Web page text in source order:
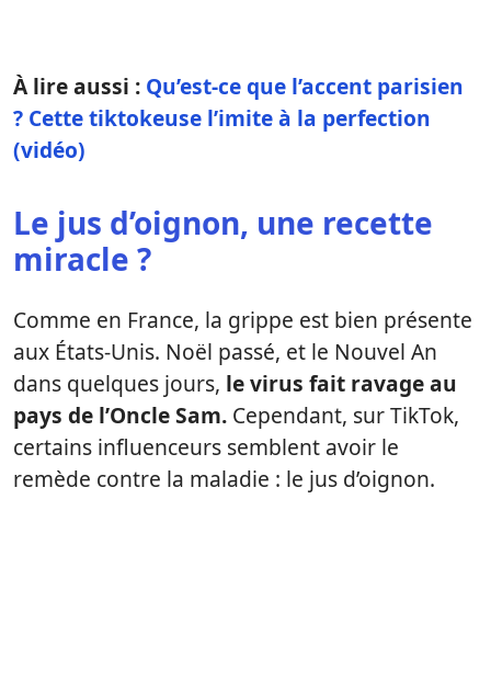
À lire aussi : Qu’est-ce que l’accent parisien
? Cette tiktokeuse l’imite à la perfection
(vidéo)
Le jus d’oignon, une recette
miracle ?
Comme en France, la grippe est bien présente
aux États-Unis. Noël passé, et le Nouvel An
dans quelques jours, le virus fait ravage au
pays de l’Oncle Sam. Cependant, sur TikTok,
certains influenceurs semblent avoir le
remède contre la maladie : le jus d’oignon.